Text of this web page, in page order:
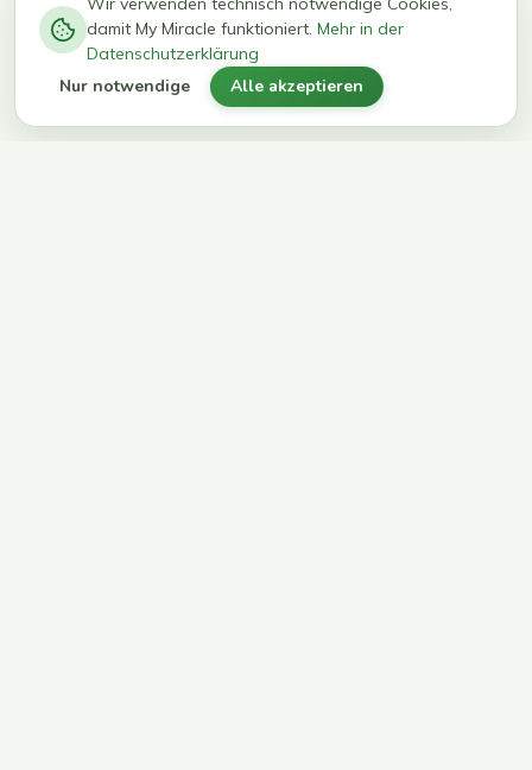
kg in 12
Wochen
erreichen
ihr Ziel
damit My Miracle funktioniert. Mehr in der
Datenschutzerklärung
Nur notwendige Alle akzeptieren